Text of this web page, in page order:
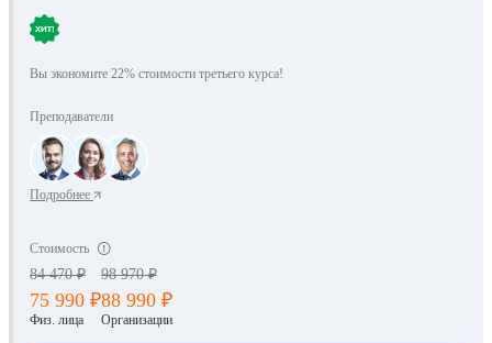
Вы экономите 22% стоимости третьего курса!
Преподаватели
Подробнее
Стоимость
84 470 ₽
75 990 ₽
Физ. лица
98 970 ₽
88 990 ₽
Организации